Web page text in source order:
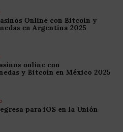
Online con Bitcoin y
en Argentina 2025
online con
y Bitcoin en México 2025
para iOS en la Unión